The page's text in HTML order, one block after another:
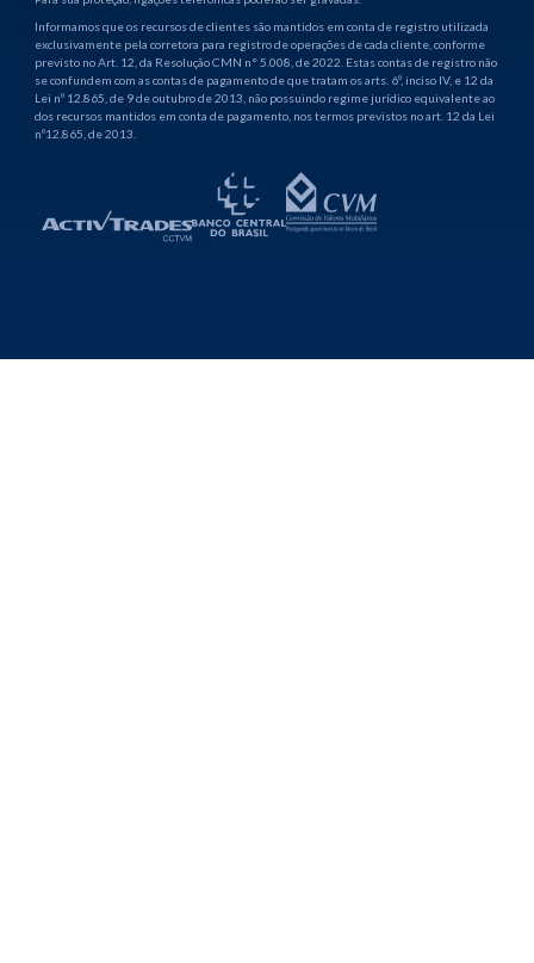
Informamos que os recursos de clientes são mantidos em conta de registro utilizada
exclusivamente pela corretora para registro de operações de cada cliente, conforme
previsto no Art. 12, da Resolução CMN n° 5.008, de 2022. Estas contas de registro não
se confundem com as contas de pagamento de que tratam os arts. 6º, inciso IV, e 12 da
Lei nº 12.865, de 9 de outubro de 2013, não possuindo regime jurídico equivalente ao
dos recursos mantidos em conta de pagamento, nos termos previstos no art. 12 da Lei
nº12.865, de 2013.